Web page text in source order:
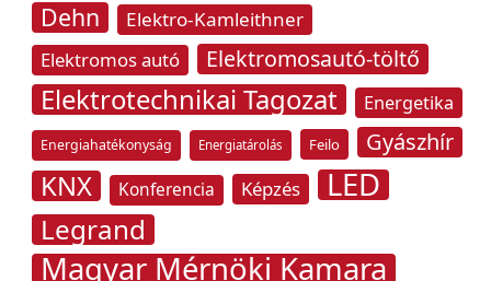
Dehn
Elektro-Kamleithner
Elektromos autó
Elektromosautó-töltő
Elektrotechnikai Tagozat Energetika
Energiahatékonyság Energiatárolás Feilo Gyászhír
KNX Konferencia Képzés LED
Legrand
Magyar Mérnöki Kamara